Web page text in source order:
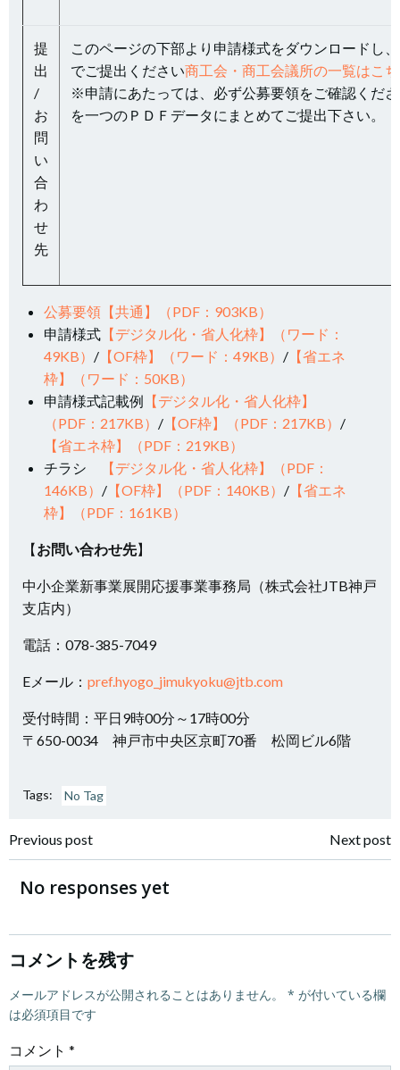
提
出
/
お
問
い
合
わ
せ
先
このページの下部より申請様式をダウンロードし
でご提出ください商工会・商工会議所の一覧はこ
※申請にあたっては、必ず公募要領をご確認くだ
を一つのＰＤＦデータにまとめてご提出下さい。
公募要領【共通】（PDF：903KB）
申請様式 【デジタル化・省人化枠】（ワード：
49KB） / 【OF枠】（ワード：49KB） / 【省エネ
枠】（ワード：50KB）
申請様式記載例 【デジタル化・省人化枠】
（PDF：217KB） / 【OF枠】（PDF：217KB） /
【省エネ枠】（PDF：219KB）
チラシ
【デジタル化・省人化枠】（PDF：
146KB） / 【OF枠】（PDF：140KB） / 【省エネ
枠】（PDF：161KB）
【お問い合わせ先】
中小企業新事業展開応援事業事務局（株式会社JTB神戸
支店内）
電話：078-385-7049
Eメール： pref.hyogo_jimukyoku@jtb.com
受付時間：平日9時00分～17時00分
〒650-0034 神戸市中央区京町70番 松岡ビル6階
Tags: No Tag
投
稿
ナ
ビ
ゲ
ー
Previous post
ナ
ゲ
Next post
No responses yet
コメントを残す
メールアドレスが公開されることはありません。 * が付いている欄
は必須項目です
コメント *